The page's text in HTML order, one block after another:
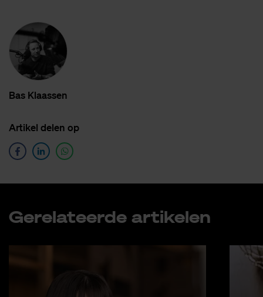
Bas Klaas­sen
Ar­ti­kel de­len op
Ge­re­la­teer­de ar­ti­ke­len